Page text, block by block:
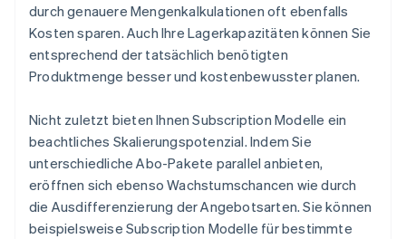
durch genauere Mengenkalkulationen oft ebenfalls
Kosten sparen. Auch Ihre Lagerkapazitäten können Sie
entsprechend der tatsächlich benötigten
Produktmenge besser und kostenbewusster planen.
Nicht zuletzt bieten Ihnen Subscription Modelle ein
beachtliches Skalierungspotenzial. Indem Sie
unterschiedliche Abo-Pakete parallel anbieten,
eröffnen sich ebenso Wachstumschancen wie durch
die Ausdifferenzierung der Angebotsarten. Sie können
beispielsweise Subscription Modelle für bestimmte